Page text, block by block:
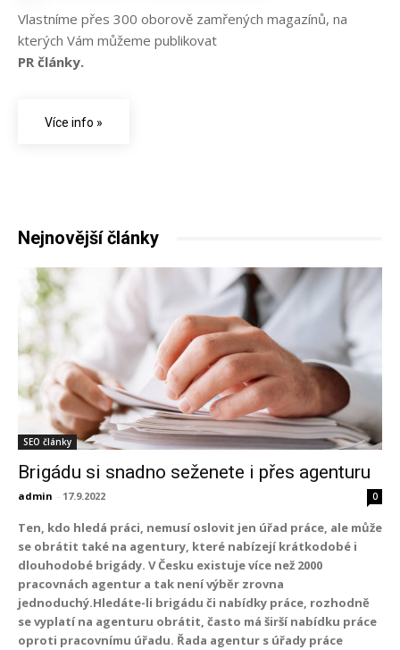
Vlastníme přes 300 oborově zamřených magazínů, na
kterých Vám můžeme publikovat
PR články.
Více info »
Nejnovější články
SEO články
Brigádu si snadno seženete i přes agenturu
admin - 17.9.2022 0
Ten, kdo hledá práci, nemusí oslovit jen úřad práce, ale může
se obrátit také na agentury, které nabízejí krátkodobé i
dlouhodobé brigády. V Česku existuje více než 2000
pracovnách agentur a tak není výběr zrovna
jednoduchý.Hledáte-li brigádu či nabídky práce, rozhodně
se vyplatí na agenturu obrátit, často má širší nabídku práce
oproti pracovnímu úřadu. Řada agentur s úřady práce